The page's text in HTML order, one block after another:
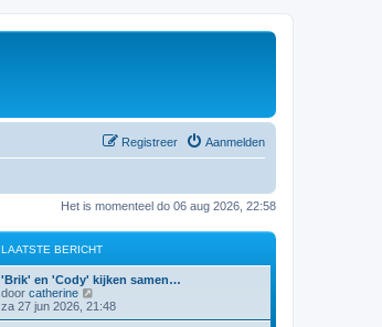
Aanmelden
Registreer
Het is momenteel do 06 aug 2026, 22:58
LAATSTE BERICHT
'Brik' en 'Cody' kijken samen…
door catherine
e
k
za 27 jun 2026, 21:48